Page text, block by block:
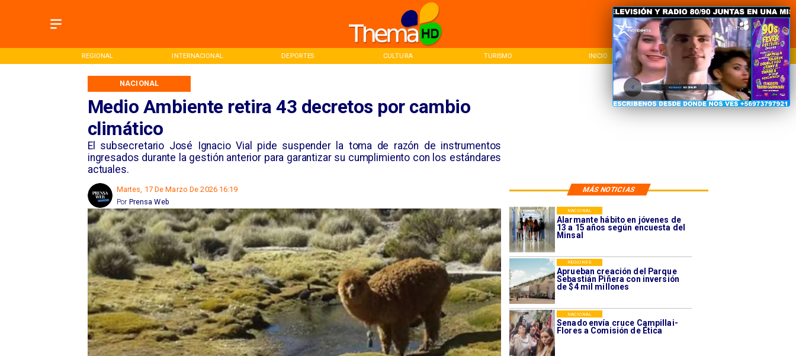
INTERNACIONAL DEPORTES CULTURA TURISMO NACIONAL REGIONAL
Medio Ambiente retira 43 decretos por cambio
climático
El subsecretario José Ignacio Vial pide suspender la toma de razón de instrumentos
ingresados durante la gestión anterior para garantizar su cumplimiento con los estándares
actuales.
NACIONAL
MÁS NOTICIAS
Martes, 17 De Marzo De 2026 16:19
Prensa Web
Por
Alarmante hábito en jóvenes de
13 a 15 años según encuesta del
Minsal
NACIONAL
Aprueban creación del Parque
Sebastián Piñera con inversión
de $4 mil millones
REGIONES
Senado envía cruce Campillai-
Flores a Comisión de Ética
NACIONAL